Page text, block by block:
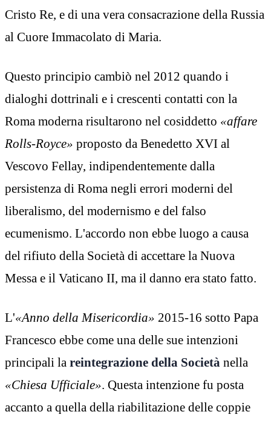
Cristo Re, e di una vera consacrazione della Russia
al Cuore Immacolato di Maria.
Questo principio cambiò nel 2012 quando i
dialoghi dottrinali e i crescenti contatti con la
Roma moderna risultarono nel cosiddetto «affare
Rolls-Royce» proposto da Benedetto XVI al
Vescovo Fellay, indipendentemente dalla
persistenza di Roma negli errori moderni del
liberalismo, del modernismo e del falso
ecumenismo. L'accordo non ebbe luogo a causa
del rifiuto della Società di accettare la Nuova
Messa e il Vaticano II, ma il danno era stato fatto.
L'«Anno della Misericordia» 2015-16 sotto Papa
Francesco ebbe come una delle sue intenzioni
principali la reintegrazione della Società nella
«Chiesa Ufficiale». Questa intenzione fu posta
accanto a quella della riabilitazione delle coppie